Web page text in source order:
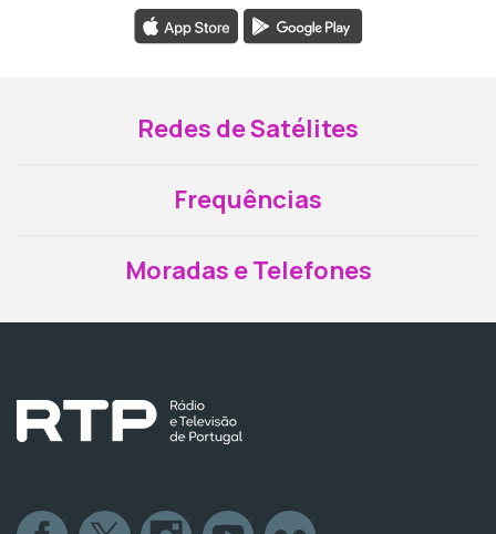
Redes de Satélites
Frequências
Moradas e Telefones